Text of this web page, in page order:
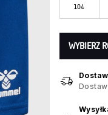
104
WYBIERZ